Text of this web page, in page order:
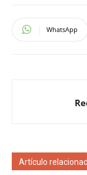
WhatsApp
Artículo